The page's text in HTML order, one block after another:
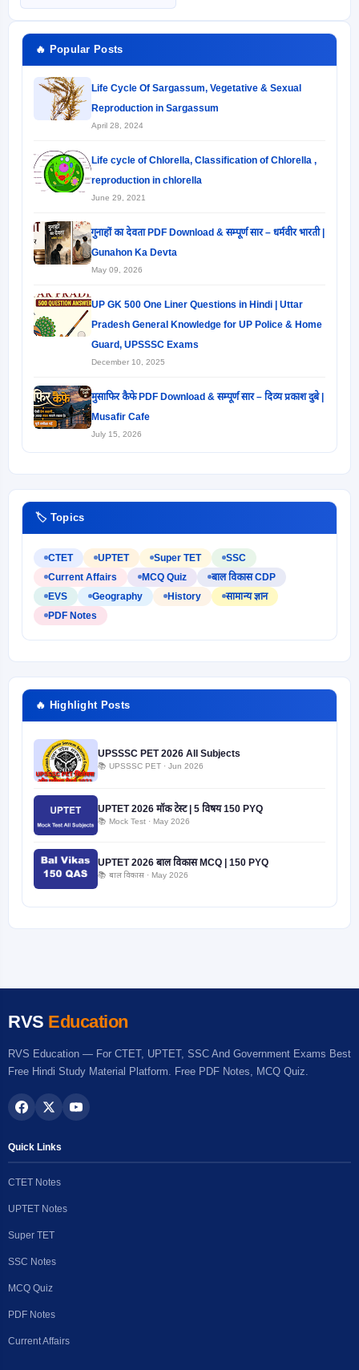
🔥 Popular Posts
Life Cycle Of Sargassum, Vegetative & Sexual
Reproduction in Sargassum
April 28, 2024
Life cycle of Chlorella, Classification of Chlorella ,
reproduction in chlorella
June 29, 2021
गुनाहों का देवता PDF Download & सम्पूर्ण सार – धर्मवीर भारती |
Gunahon Ka Devta
May 09, 2026
UP GK 500 One Liner Questions in Hindi | Uttar
Pradesh General Knowledge for UP Police & Home
Guard, UPSSSC Exams
December 10, 2025
मुसाफिर कैफे PDF Download & सम्पूर्ण सार – दिव्य प्रकाश दुबे |
Musafir Cafe
July 15, 2026
🏷️ Topics
CTET UPTET Super TET
SSC
Current Affairs
MCQ Quiz
बाल विकास CDP
EVS
Geography History
सामान्य ज्ञान
PDF Notes
🔥 Highlight Posts
UPSSSC PET 2026 All Subjects
📚 UPSSSC PET · Jun 2026
UPTET 2026 मॉक टेस्ट | 5 विषय 150 PYQ
📚 Mock Test · May 2026
UPTET 2026 बाल विकास MCQ | 150 PYQ
📚 बाल विकास · May 2026
RVS Education
RVS Education — For CTET, UPTET, SSC And Government Exams Best
Free Hindi Study Material Platform. Free PDF Notes, MCQ Quiz.
Quick Links
CTET Notes
UPTET Notes
Super TET
SSC Notes
MCQ Quiz
PDF Notes
Current Affairs